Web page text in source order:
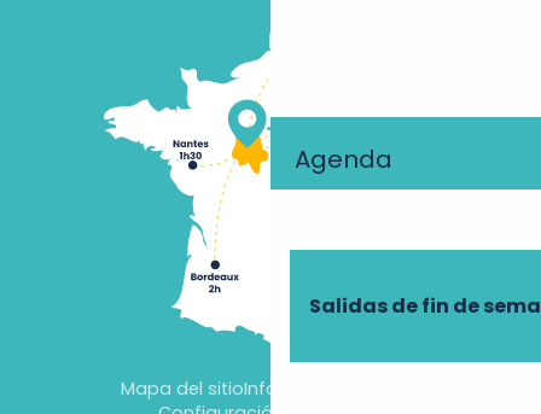
Agenda
Salidas de fin de
Mapa del sitioInformación jurídica